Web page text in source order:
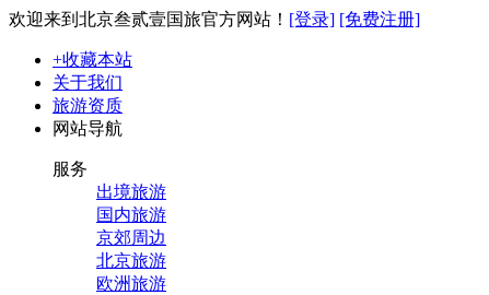
欢迎来到北京叁贰壹国旅官方网站！ [登录] [免费注册]
+收藏本站
关于我们
旅游资质
网站导航
服务
出境旅游
国内旅游
京郊周边
北京旅游
欧洲旅游